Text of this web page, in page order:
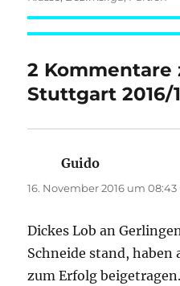
2 Kommentare
Stuttgart 2016/
Guido
16. November 2016 um 08:43
Dickes Lob an
Schneide stand,
zum Erfolg